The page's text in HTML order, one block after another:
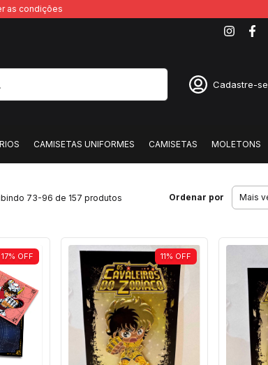
as condições
Cadastre-se
CAMISETAS UNIFORMES CAMISETAS MOLETONS
73-96 de 157 produtos Ordenar por
17% OFF 11% OFF